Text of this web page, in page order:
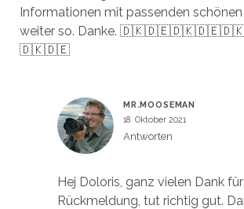
Informationen mit passenden
weiter so. Danke.
🇩🇰🇩🇪
MR.MOOSEMAN
18. Oktober 2021
Antworten
Hej Doloris, ganz vielen Dank
Rückmeldung, tut richtig gut.